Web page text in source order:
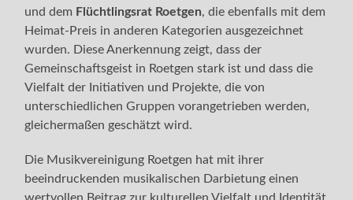
und dem Flüchtlingsrat Roetgen, die ebenfalls mit dem
Heimat-Preis in anderen Kategorien ausgezeichnet
wurden. Diese Anerkennung zeigt, dass der
Gemeinschaftsgeist in Roetgen stark ist und dass die
Vielfalt der Initiativen und Projekte, die von
unterschiedlichen Gruppen vorangetrieben werden,
gleichermaßen geschätzt wird.
Die Musikvereinigung Roetgen hat mit ihrer
beeindruckenden musikalischen Darbietung einen
wertvollen Beitrag zur kulturellen Vielfalt und Identität